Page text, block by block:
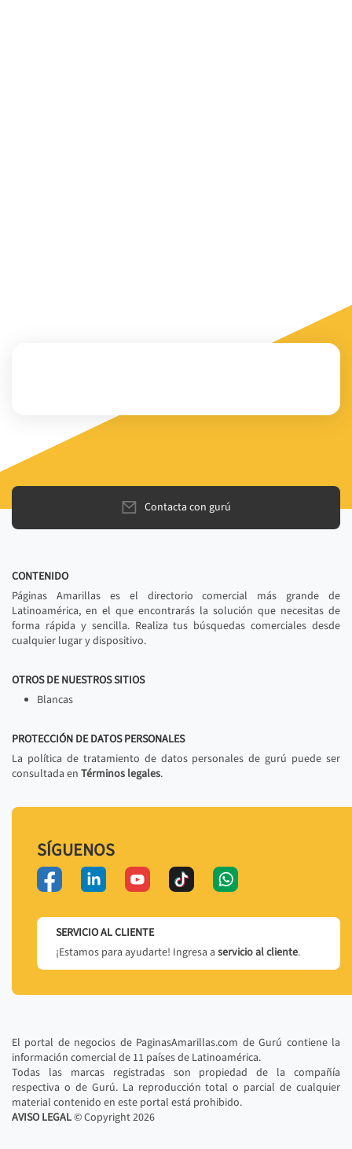
Contacta con gurú
CONTENIDO
Páginas Amarillas es el directorio comercial más grande de
Latinoamérica, en el que encontrarás la solución que necesitas de
forma rápida y sencilla. Realiza tus búsquedas comerciales desde
cualquier lugar y dispositivo.
OTROS DE NUESTROS SITIOS
Blancas
PROTECCIÓN DE DATOS PERSONALES
La política de tratamiento de datos personales de gurú puede ser
consultada en Términos legales.
SÍGUENOS
SERVICIO AL CLIENTE
¡Estamos para ayudarte! Ingresa a servicio al cliente.
El portal de negocios de PaginasAmarillas.com de Gurú contiene la
información comercial de 11 países de Latinoamérica.
Todas las marcas registradas son propiedad de la compañía
respectiva o de Gurú. La reproducción total o parcial de cualquier
material contenido en este portal está prohibido.
AVISO LEGAL© Copyright2026